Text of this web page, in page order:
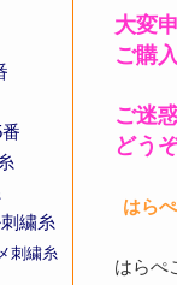
繍糸
刺繍糸
大変
ご購
ご迷
どう
はら
はらぺ